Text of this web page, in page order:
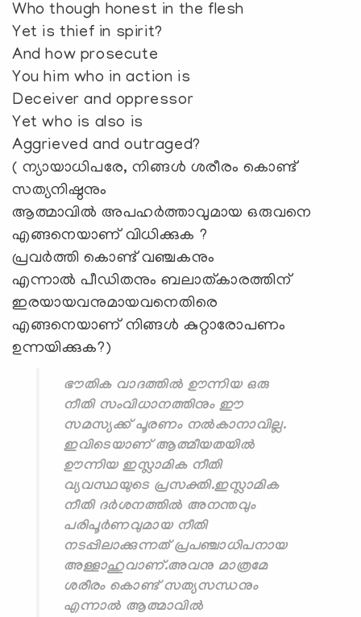
Who though honest in the flesh
Yet is thief in spirit?
And how prosecute
You him who in action is
Deceiver and oppressor
Yet who is also is
Aggrieved and outraged?
( ന്യായാധിപരേ, നിങ്ങൾ ശരീരം കൊണ്ട്
സത്യനിഷ്ഠനും
ആത്മാവിൽ അപഹർത്താവുമായ ഒരുവനെ
എങ്ങനെയാണ് വിധിക്കുക ?
പ്രവർത്തി കൊണ്ട് വഞ്ചകനും
എന്നാൽ പീഡിതനും ബലാത്കാരത്തിന്
ഇരയായവനുമായവനെതിരെ
എങ്ങനെയാണ് നിങ്ങൾ കുറ്റാരോപണം
ഉന്നയിക്കുക?)
ഭൗതിക വാദത്തിൽ ഊന്നിയ ഒരു
നീതി സംവിധാനത്തിനും ഈ
സമസ്യക്ക് പൂരണം നൽകാനാവില്ല.
ഇവിടെയാണ് ആത്മീയതയിൽ
ഊന്നിയ ഇസ്ലാമിക നീതി
വ്യവസ്ഥയുടെ പ്രസക്തി.ഇസ്ലാമിക
നീതി ദർശനത്തിൽ അനന്തവും
പരിപൂർണവുമായ നീതി
നടപ്പിലാക്കുന്നത് പ്രപഞ്ചാധിപനായ
അള്ളാഹുവാണ്.അവനു മാത്രമേ
ശരീരം കൊണ്ട് സത്യസന്ധനും
എന്നാൽ ആത്മാവിൽ